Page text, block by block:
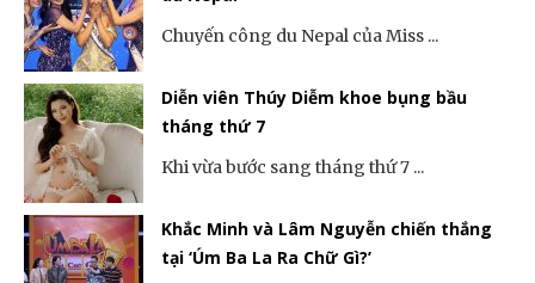
Chuyến công du Nepal của Miss ...
Diễn viên Thúy Diễm khoe bụng bầu
tháng thứ 7
Khi vừa bước sang tháng thứ 7 ...
Khắc Minh và Lâm Nguyễn chiến thắng
tại ‘Úm Ba La Ra Chữ Gì?’